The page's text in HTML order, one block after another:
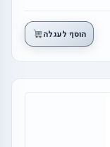
הוסף לעגלה